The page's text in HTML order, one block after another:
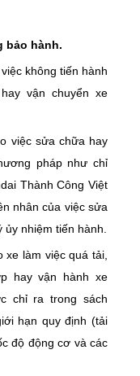
bảo hành.
không tiến hành
vận chuyển xe
việc sửa chữa hay
pháp như chỉ
Thành Công Việt
nhân của việc sửa
nhiệm tiến hành.
làm việc quá tải,
hay vận hành xe
chỉ ra trong sách
hạn quy định (tải
độ động cơ và các